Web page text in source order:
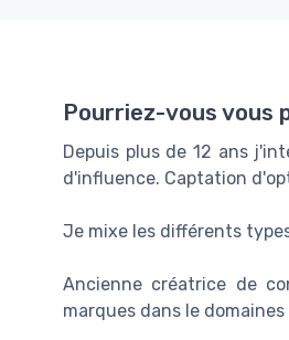
Pourriez-vous vous
Depuis plus de 12 ans
d'influence. Captation
Je mixe les différents
Ancienne créatrice de
marques dans le